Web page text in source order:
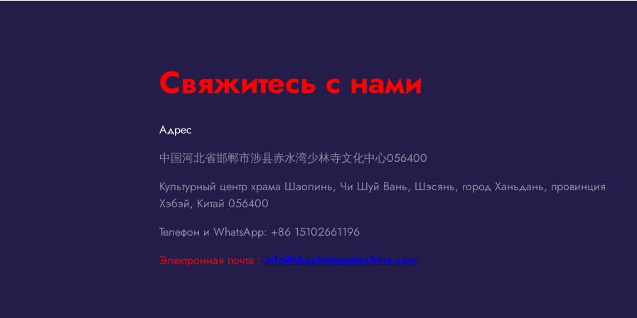
Свяжитесь с нами
Адрес
中国河北省邯郸市涉县赤水湾少林寺文化中心056400
Культурный центр храма Шаолинь, Чи Шуй Вань, Шэсянь, город Ханьдань, провинция
Хэбэй, Китай 056400
Телефон и WhatsApp: +86 15102661196
Электронная почта : info@shaolintemplechina.com